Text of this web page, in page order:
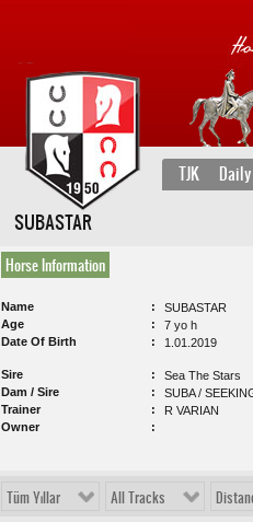
TJK
SUBASTAR
Horse Information
Name
SUBASTAR
Age
7 yo h
Date Of Birth
1.01.2019
Sire
Sea The Stars
Dam / Sire
SUBA /
Trainer
R VARIAN
Owner
Tüm Yıllar All Tracks